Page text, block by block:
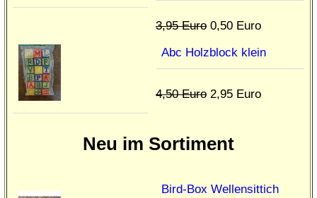
3,95 Euro 0,50 Euro
Abc Holzblock klein
4,50 Euro 2,95 Euro
Neu im Sortiment
Bird-Box Wellensittich